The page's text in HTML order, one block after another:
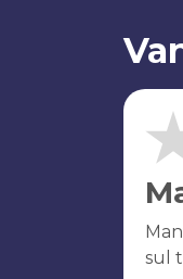
sul